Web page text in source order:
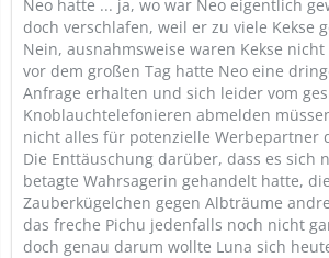
Neo hatte ... ja, wo war Neo eigentlich
doch verschlafen, weil er zu viele Kekse
Nein, ausnahmsweise waren Kekse
vor dem großen Tag hatte Neo eine
Anfrage erhalten und sich leider vom
Knoblauchtelefonieren abmelden
nicht alles für potenzielle Werbepartner
Die Enttäuschung darüber, dass es sich
betagte Wahrsagerin gehandelt hatte,
Zauberkügelchen gegen Albträume
das freche Pichu jedenfalls noch nicht
doch genau darum wollte Luna sich